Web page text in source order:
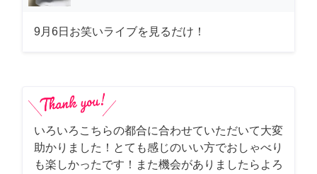
9月6日お笑いライブを見るだけ！
いろいろこちらの都合に合わせていただいて大変
助かりました！とても感じのいい方でおしゃべり
も楽しかったです！また機会がありましたらよろ